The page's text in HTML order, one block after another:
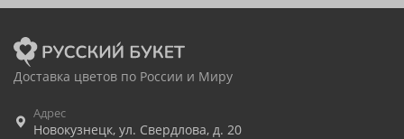
Доставка цветов по России и Миру
Адрес
Новокузнецк, ул. Свердлова, д. 20